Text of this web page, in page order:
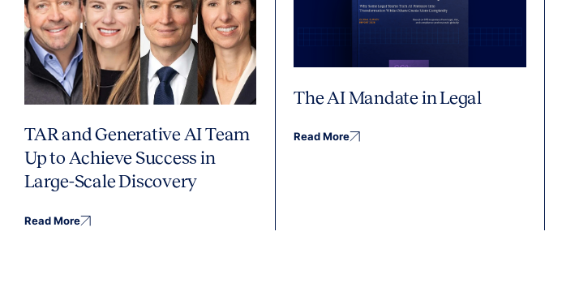
TAR and Generative AI Team
Up to Achieve Success in
Large-Scale Discovery
Read More
The AI Mandate in Legal
Read More